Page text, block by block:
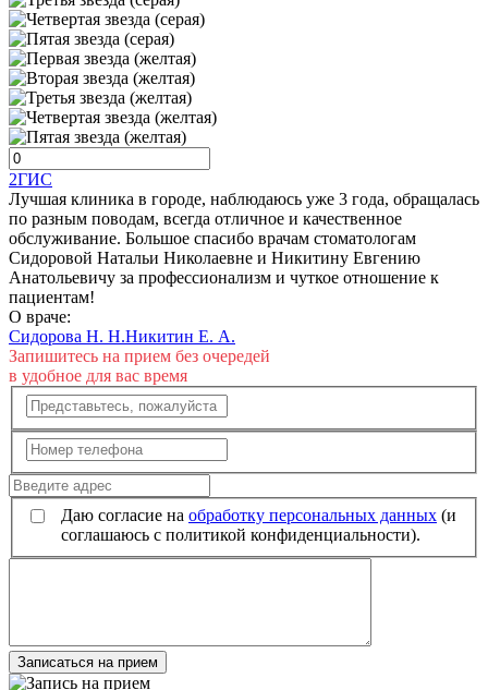
2ГИС
Лучшая клиника в городе, наблюдаюсь уже 3 года, обращалась
по разным поводам, всегда отличное и качественное
обслуживание. Большое спасибо врачам стоматологам
Сидоровой Натальи Николаевне и Никитину Евгению
Анатольевичу за профессионализм и чуткое отношение к
пациентам!
О враче:
Сидорова Н. Н.Никитин Е. А.
Запишитесь на прием без очередей
в удобное для вас время
Даю согласие на обработку персональных данных (и
соглашаюсь с политикой конфиденциальности).
Записаться на прием